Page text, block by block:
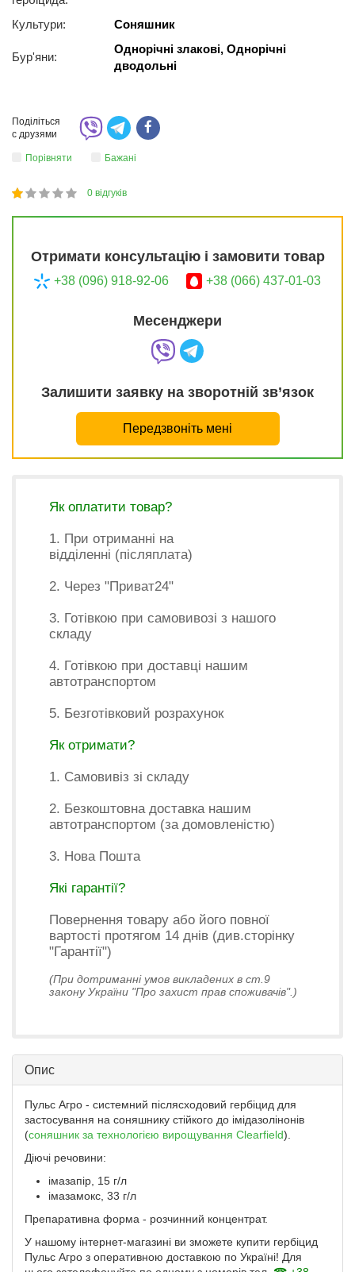
Культури: Соняшник
Бур'яни:
Однорічні злакові, Однорічні
дводольні
Поділіться
с друзями
Порівняти Бажані
20
1
2
3
4
5 0 відгуків
Отримати консультацію і замовити товар
+38 (096) 918-92-06 +38 (066) 437-01-03
Месенджери
Залишити заявку на зворотній зв’язок
Передзвоніть мені
Як оплатити товар?
1. При отриманні на
відділенні (післяплата)
2. Через "Приват24"
3. Готівкою при самовивозі з нашого
складу
4. Готівкою при доставці нашим
автотранспортом
5. Безготівковий розрахунок
Як отримати?
1. Самовивіз зі складу
2. Безкоштовна доставка нашим
автотранспортом (за домовленістю)
3. Нова Пошта
Які гарантії?
Повернення товару або його повної
вартості протягом 14 днів (див.сторінку
"Гарантії")
(При дотриманні умов викладених в ст.9
закону України "Про захист прав споживачів".)
Опис
Пульс Агро - системний післясходовий гербіцид для
застосування на соняшнику стійкого до імідазолінонів
(соняшник за технологією вирощування Clearfield).
Діючі речовини:
імазапір, 15 г/л
імазамокс, 33 г/л
Препаративна форма - розчинний концентрат.
У нашому інтернет-магазині ви зможете купити гербіцид
Пульс Агро з оперативною доставкою по Україні! Для